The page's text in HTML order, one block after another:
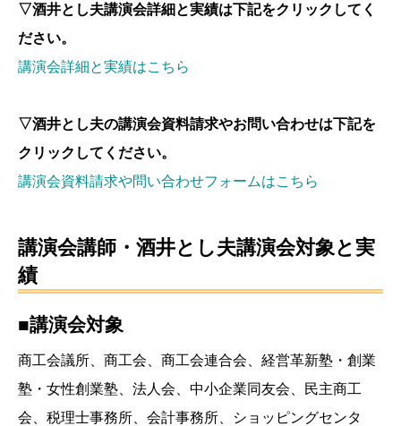
▽酒井とし夫講演会詳細と実績は下記をクリックしてく
ださい。
講演会詳細と実績はこちら
▽酒井とし夫の講演会資料請求やお問い合わせは下記を
クリックしてください。
講演会資料請求や問い合わせフォームはこちら
講演会講師・酒井とし夫講演会対象と実
績
■講演会対象
商工会議所、商工会、商工会連合会、経営革新塾・創業
塾・女性創業塾、法人会、中小企業同友会、民主商工
会、税理士事務所、会計事務所、ショッピングセンタ